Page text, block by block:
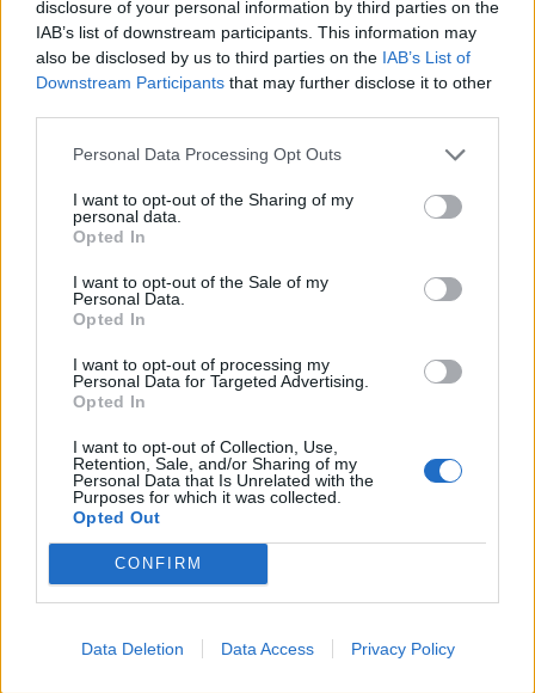
disclosure of your personal information by third parties on the
IAB’s list of downstream participants. This information may
also be disclosed by us to third parties on the IAB’s List of
Downstream Participants that may further disclose it to other
Personal Data Processing Opt Outs
I want to opt-out of the Sharing of my
personal data.
Opted In
I want to opt-out of the Sale of my
Personal Data.
Opted In
I want to opt-out of processing my
Personal Data for Targeted Advertising.
Opted In
I want to opt-out of Collection, Use,
Retention, Sale, and/or Sharing of my
Personal Data that Is Unrelated with the
Purposes for which it was collected.
Opted Out
CONFIRM
Data Deletion Data Access Privacy Policy